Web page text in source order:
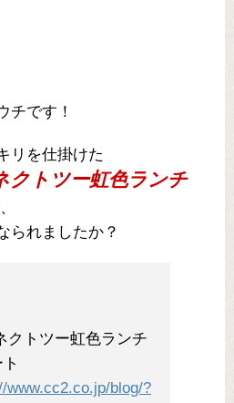
チです！
リを仕掛けた
クトツー虹色ランチ
られましたか？
クトツー虹色ランチ
www.cc2.co.jp/blog/?